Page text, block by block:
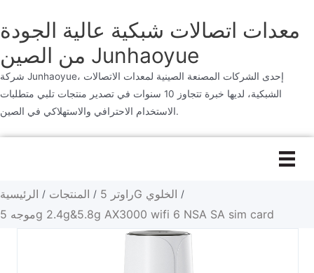
معدات اتصالات شبكية عالية الجودة
من الصين Junhaoyue
شركة Junhaoyue، إحدى الشركات المصنعة الصينية لمعدات الاتصالات
الشبكية، لديها خبرة تتجاوز 10 سنوات في تصدير منتجات تلبي متطلبات
الاستخدام الاحترافي والاستهلاكي في الصين.
الرئيسية / المنتجات / راوتر 5G الخلوي /
موجه 5g 2.4g&5.8g AX3000 wifi 6 NSA SA sim card